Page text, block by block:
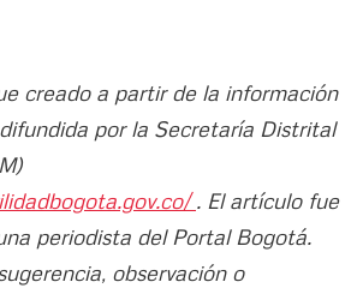
creado a partir de la información
por la Secretaría Distrital
. El artículo fue
periodista del Portal Bogotá.
observación o